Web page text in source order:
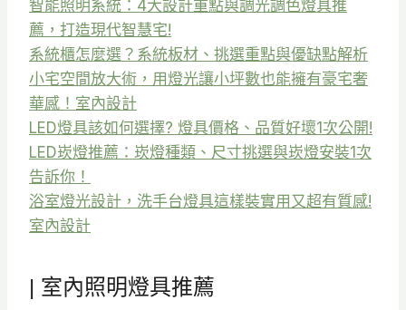
智能照明系統：4大設計重點與調光調色燈具推
薦，打造現代智慧宅!
系統櫃怎麼選？系統板材、挑選重點與優缺點解析
小宅空間放大術，用燈光讓小坪數也能擁有豪宅奢
華感！室內設計
LED燈具該如何選擇? 燈具價格、品質好壞1次公開!
LED崁燈推薦：崁燈種類、尺寸挑選與崁燈安裝1次
告訴你！
浴室燈光設計，洗手台燈具這樣裝實用又超有質感!
室內設計
| 室內照明燈具推薦